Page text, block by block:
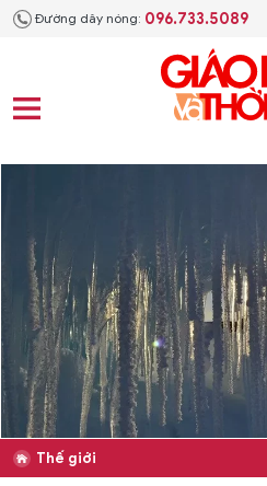
Đường dây nóng: 096.733.5089
Thế giới